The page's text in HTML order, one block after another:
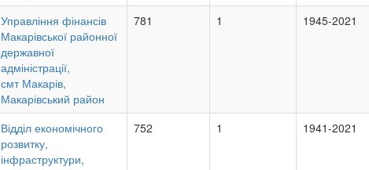
Управління фінансів
Макарівської районної
державної
адміністрації,
смт Макарів,
Макарівський район
781 1 1945-2021
Відділ економічного
розвитку,
інфраструктури,
752 1 1941-2021